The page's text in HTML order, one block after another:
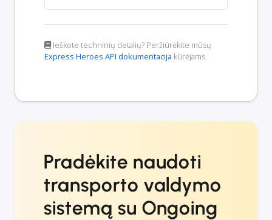
Ieškote techninių detalių? Peržiūrėkite mūsų
Express Heroes API dokumentacija kūrėjams.
Pradėkite naudoti
transporto valdymo
sistemą su Ongoing